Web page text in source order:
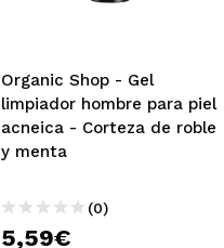
Organic Shop - Gel
limpiador hombre para piel
acneica - Corteza de roble
y menta
(0)
5,59€